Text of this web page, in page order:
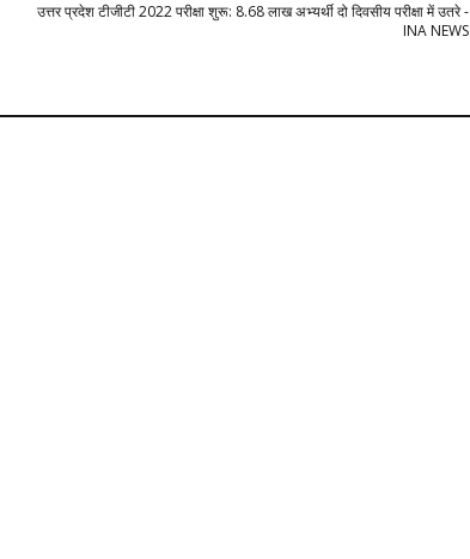
उत्तर प्रदेश टीजीटी 2022 परीक्षा शुरू: 8.68 लाख अभ्यर्थी दो दिवसीय परीक्षा में उतरे -
INA NEWS